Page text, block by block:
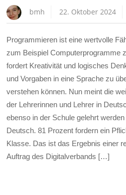
bmh 22. Oktober 2024
Programmieren ist eine wertvolle
zum Beispiel Computerprogramme
fordert Kreativität und logisches
und Vorgaben in eine Sprache zu
verstehen können. Nun meint die
der Lehrerinnen und Lehrer in
ebenso in der Schule gelehrt
Deutsch. 81 Prozent fordern ein
Klasse. Das ist das Ergebnis einer
Auftrag des Digitalverbands […]